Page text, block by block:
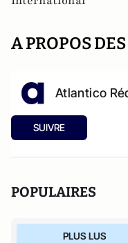
A PROPOS
Atlantico
SUIVRE
POPULAIRES
PLUS LUS